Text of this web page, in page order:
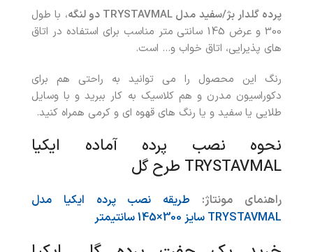
پرده گلدار بژ/سفید مدل
دو لنگه، با طول
300 و عرض 145 سانتی متر مناسب برای استفاده در اتاق
های پذیرایی، اتاق خواب و… است.
رنگ این محصول را می توانید به راحتی هم برای
دکوراسیون مدرن و هم کلاسیک به کار ببرید و با وسایل
طلایی یا سفید و یا رنگ های قهوه ای و کرمی همراه کنید.
نحوه نصب پرده آماده ایکیا
TRYSTAVMAL طرح گل
راهنمای مونتاژ: طریقه نصب پرده ایکیا مدل
TRYSTAVMAL سایز 300×145 سانتیمتر